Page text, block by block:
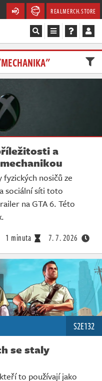
REALMERCH.STORE
a
nosičů ze
sociální síti toto
na GTA 6. Této
1 minuta 7. 7. 2026
S2E132
se staly
to používají jako